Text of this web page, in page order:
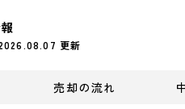
更新
売却の流れ